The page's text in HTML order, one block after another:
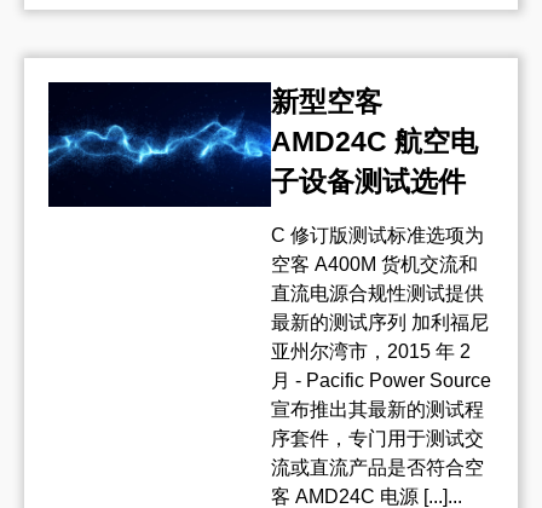
新型空客
AMD24C 航空电
子设备测试选件
C 修订版测试标准选项为
空客 A400M 货机交流和
直流电源合规性测试提供
最新的测试序列 加利福尼
亚州尔湾市，2015 年 2
月 - Pacific Power Source
宣布推出其最新的测试程
序套件，专门用于测试交
流或直流产品是否符合空
客 AMD24C 电源 [...]...